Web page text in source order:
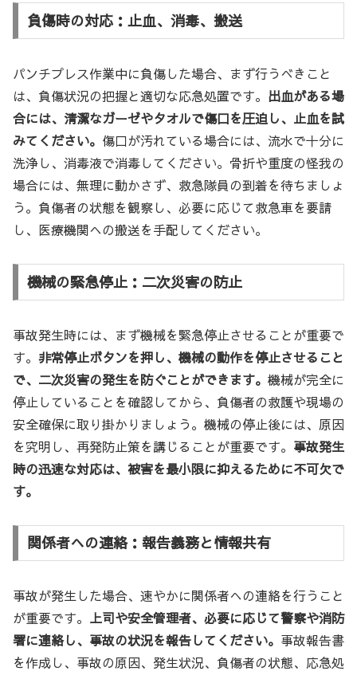
負傷時の対応：止血、消毒、搬送
パンチプレス作業中に負傷した場合、まず行うべきこと
は、負傷状況の把握と適切な応急処置です。 出血がある場
合には、清潔なガーゼやタオルで傷口を圧迫し、止血を試
みてください。 傷口が汚れている場合には、流水で十分に
洗浄し、消毒液で消毒してください。骨折や重度の怪我の
場合には、無理に動かさず、救急隊員の到着を待ちましょ
う。負傷者の状態を観察し、必要に応じて救急車を要請
し、医療機関への搬送を手配してください。
機械の緊急停止：二次災害の防止
事故発生時には、まず機械を緊急停止させることが重要で
す。 非常停止ボタンを押し、機械の動作を停止させること
で、二次災害の発生を防ぐことができます。 機械が完全に
停止していることを確認してから、負傷者の救護や現場の
安全確保に取り掛かりましょう。機械の停止後には、原因
を究明し、再発防止策を講じることが重要です。 事故発生
時の迅速な対応は、被害を最小限に抑えるために不可欠で
す。
関係者への連絡：報告義務と情報共有
事故が発生した場合、速やかに関係者への連絡を行うこと
が重要です。 上司や安全管理者、必要に応じて警察や消防
署に連絡し、事故の状況を報告してください。 事故報告書
を作成し、事故の原因、発生状況、負傷者の状態、応急処